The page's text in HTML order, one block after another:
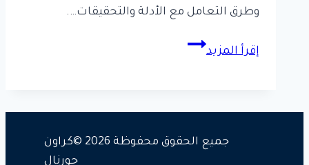
وطرق التعامل مع الأدلة والتحقيقات….
إقرأ المزيد
كيف
الدمام
جميع الحقوق محفوظة 2026 ©كراون
جورنال